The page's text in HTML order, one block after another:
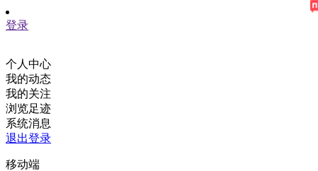
登录
个人中心
我的动态
我的关注
浏览足迹
系统消息
退出登录
移动端